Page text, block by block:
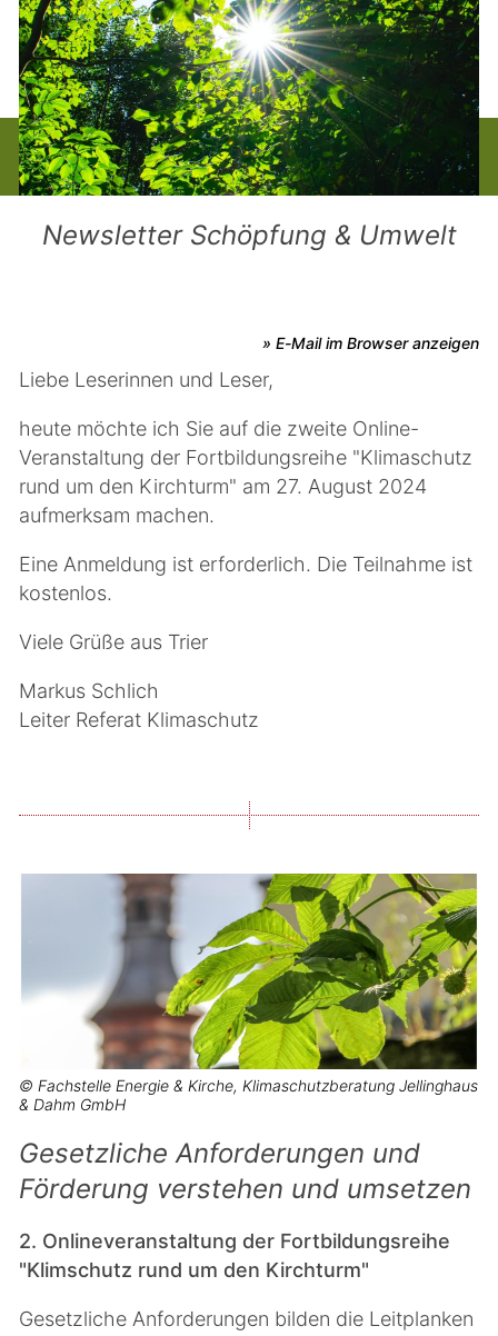
Newsletter Schöpfung & Umwelt
» E-Mail im Browser anzeigen
Liebe Leserinnen und Leser,
heute möchte ich Sie auf die zweite Online-
Veranstaltung der Fortbildungsreihe "Klimaschutz
rund um den Kirchturm" am 27. August 2024
aufmerksam machen.
Eine Anmeldung ist erforderlich. Die Teilnahme ist
kostenlos.
Viele Grüße aus Trier
Markus Schlich
Leiter Referat Klimaschutz
© Fachstelle Energie & Kirche, Klimaschutzberatung Jellinghaus
& Dahm GmbH
Gesetzliche Anforderungen und
Förderung verstehen und umsetzen
2. Onlineveranstaltung der Fortbildungsreihe
"Klimschutz rund um den Kirchturm"
Gesetzliche Anforderungen bilden die Leitplanken